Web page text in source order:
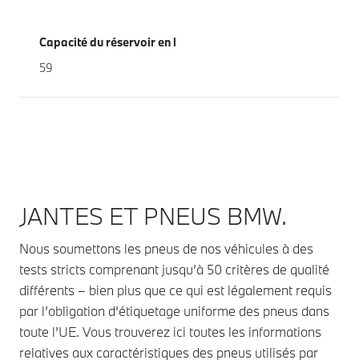
Capacité du réservoir en l
59
JANTES ET PNEUS BMW.
Nous soumettons les pneus de nos véhicules à des
tests stricts comprenant jusqu’à 50 critères de qualité
différents – bien plus que ce qui est légalement requis
par l’obligation d’étiquetage uniforme des pneus dans
toute l’UE. Vous trouverez ici toutes les informations
relatives aux caractéristiques des pneus utilisés par